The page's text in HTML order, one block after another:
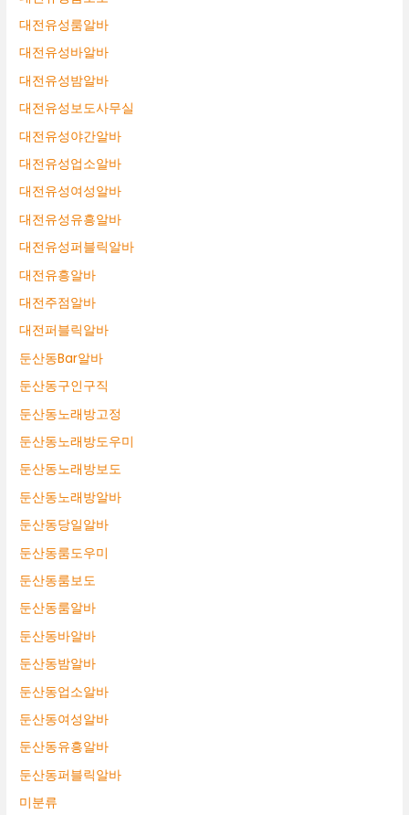
대전유성룸알바
대전유성바알바
대전유성밤알바
대전유성보도사무실
대전유성야간알바
대전유성업소알바
대전유성여성알바
대전유성유흥알바
대전유성퍼블릭알바
대전유흥알바
대전주점알바
대전퍼블릭알바
둔산동Bar알바
둔산동구인구직
둔산동노래방고정
둔산동노래방도우미
둔산동노래방보도
둔산동노래방알바
둔산동당일알바
둔산동룸도우미
둔산동룸보도
둔산동룸알바
둔산동바알바
둔산동밤알바
둔산동업소알바
둔산동여성알바
둔산동유흥알바
둔산동퍼블릭알바
미분류